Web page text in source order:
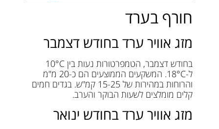
חורף בערד
מזג אוויר ערד בחודש דצמבר
בחודש דצמבר, הטמפרטורות נעות בין 10°C
ל-18°C. המשקעים הממוצעים הם כ-20 מ"מ
והרוחות במהירות של 15-25 קמ"ש. בגדים חמים
קלים מומלצים לשעות הבוקר והערב.
מזג אוויר ערד בחודש ינואר